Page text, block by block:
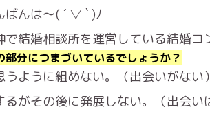
ばんは～( ´ ▽ ` )ﾉ
で結婚相談所を運営している結婚
部分につまづいているでしょうか？
うように組めない。（出会いがない）
るがその後に発展しない。（出会い